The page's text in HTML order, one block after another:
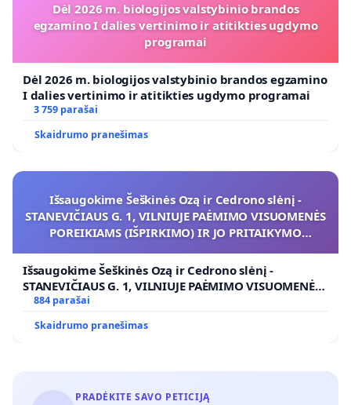
Dėl 2026 m. biologijos valstybinio brandos
egzamino I dalies vertinimo ir atitikties ugdymo
programai
Dėl 2026 m. biologijos valstybinio brandos egzamino
I dalies vertinimo ir atitikties ugdymo programai
3 759 parašai
Skaidrumo pranešimas
Išsaugokime Šeškinės Ozą ir Cedrono slėnį -
STANEVIČIAUS G. 1, VILNIUJE PAĖMIMO VISUOMENĖS
POREIKIAMS (IŠPIRKIMO) IR JO PRITAIKYMO
Išsaugokime Šeškinės Ozą ir Cedrono slėnį -
STANEVIČIAUS G. 1, VILNIUJE PAĖMIMO VISUOMENĖS
POREIKIAMS (IŠPIRKIMO) IR JO PRITAIKYMO VIEŠAJAI
ŽELDYNŲ FUNKCIJAI
884 parašai
Skaidrumo pranešimas
PRADĖKITE SAVO PETICIJĄ